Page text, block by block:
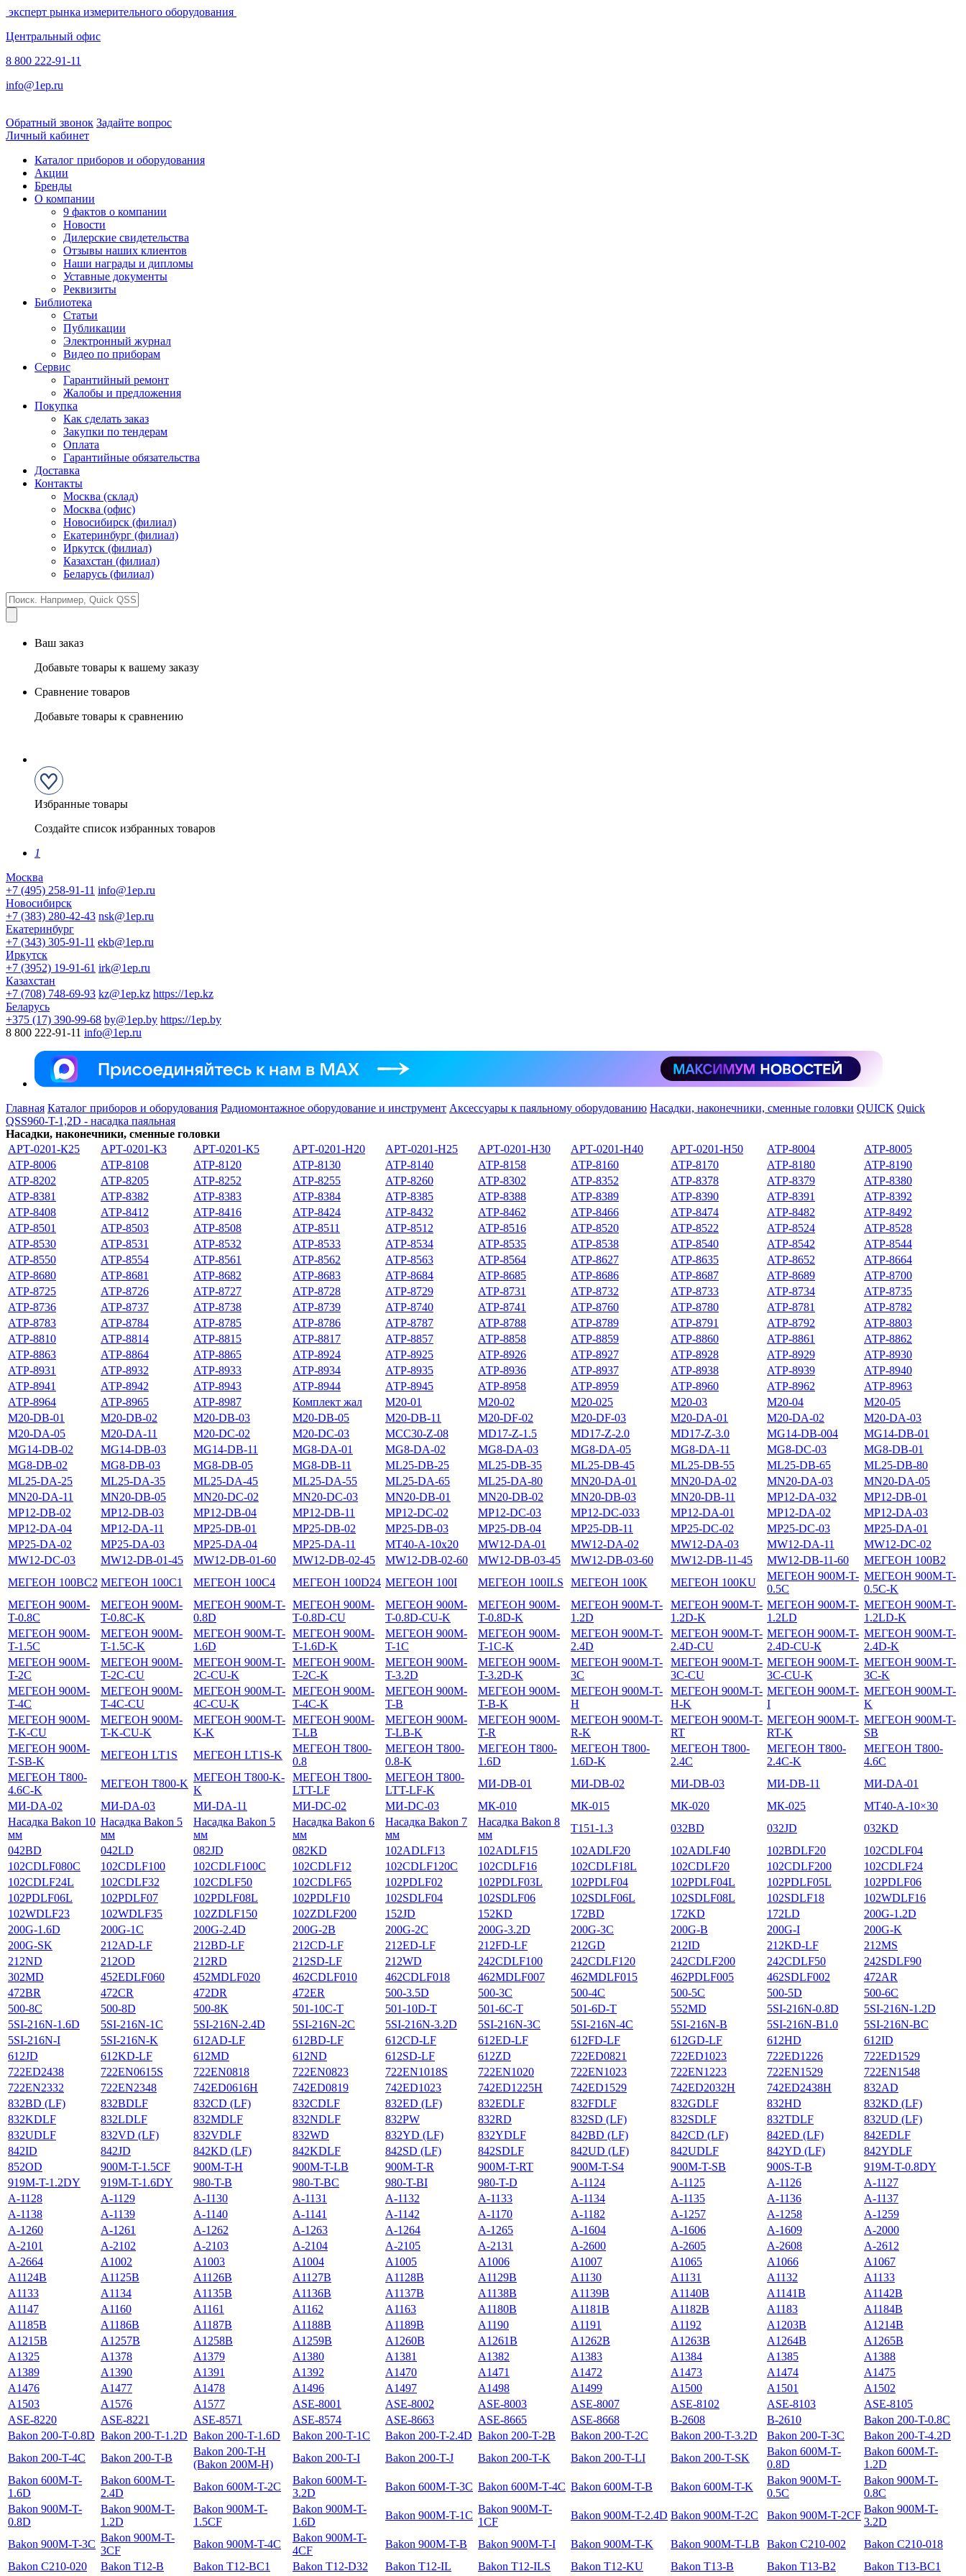
эксперт рынка измерительного оборудования
Центральный офис
8 800 222-91-11
info@1ep.ru
Обратный звонок Задайте вопрос
Личный кабинет
Каталог приборов и оборудования
Акции
Бренды
О компании
9 фактов о компании
Новости
Дилерские свидетельства
Отзывы наших клиентов
Наши награды и дипломы
Уставные документы
Реквизиты
Библиотека
Статьи
Публикации
Электронный журнал
Видео по приборам
Сервис
Гарантийный ремонт
Жалобы и предложения
Покупка
Как сделать заказ
Закупки по тендерам
Оплата
Гарантийные обязательства
Доставка
Контакты
Москва (склад)
Москва (офис)
Новосибирск (филиал)
Екатеринбург (филиал)
Иркутск (филиал)
Казахстан (филиал)
Беларусь (филиал)
Ваш заказ
Добавьте товары к вашему заказу
Сравнение товаров
Добавьте товары к сравнению
Избранные товары
Создайте список избранных товаров
1
Москва
+7 (495) 258-91-11 info@1ep.ru
Новосибирск
+7 (383) 280-42-43 nsk@1ep.ru
Екатеринбург
+7 (343) 305-91-11 ekb@1ep.ru
Иркутск
+7 (3952) 19-91-61 irk@1ep.ru
Казахстан
+7 (708) 748-69-93 kz@1ep.kz https://1ep.kz
Беларусь
+375 (17) 390-99-68 by@1ep.by https://1ep.by
8 800 222-91-11 info@1ep.ru
Главная Каталог приборов и оборудования Радиомонтажное оборудование и инструмент Аксессуары к паяльному оборудованию Насадки, наконечники, сменные головки QUICK Quick
QSS960-T-1,2D - насадка паяльная
Насадки, наконечники, сменные головки
АРТ-0201-К25
АРТ-0201-К3 АРТ-0201-К5 АРТ-0201-Н20 АРТ-0201-Н25 АРТ-0201-Н30 АРТ-0201-Н40 АРТ-0201-Н50 АТР-8004
АТР-8005
АТР-8006
АТР-8108 АТР-8120 АТР-8130 АТР-8140 АТР-8158 АТР-8160 АТР-8170 АТР-8180
АТР-8190
АТР-8202
АТР-8205 АТР-8252 АТР-8255 АТР-8260 АТР-8302 АТР-8352 АТР-8378 АТР-8379
АТР-8380
АТР-8381
АТР-8382 АТР-8383 АТР-8384 АТР-8385 АТР-8388 АТР-8389 АТР-8390 АТР-8391
АТР-8392
АТР-8408
АТР-8412 АТР-8416 АТР-8424 АТР-8432 АТР-8462 АТР-8466 АТР-8474 АТР-8482
АТР-8492
АТР-8501
АТР-8503 АТР-8508 АТР-8511 АТР-8512 АТР-8516 АТР-8520 АТР-8522 АТР-8524
АТР-8528
АТР-8530
АТР-8531 АТР-8532 АТР-8533 АТР-8534 АТР-8535 АТР-8538 АТР-8540 АТР-8542
АТР-8544
АТР-8550
АТР-8554 АТР-8561 АТР-8562 АТР-8563 АТР-8564 АТР-8627 АТР-8635 АТР-8652
АТР-8664
АТР-8680
АТР-8681 АТР-8682 АТР-8683 АТР-8684 АТР-8685 АТР-8686 АТР-8687 АТР-8689
АТР-8700
АТР-8725
АТР-8726 АТР-8727 АТР-8728 АТР-8729 АТР-8731 АТР-8732 АТР-8733 АТР-8734
АТР-8735
АТР-8736
АТР-8737 АТР-8738 АТР-8739 АТР-8740 АТР-8741 АТР-8760 АТР-8780 АТР-8781
АТР-8782
АТР-8783
АТР-8784 АТР-8785 АТР-8786 АТР-8787 АТР-8788 АТР-8789 АТР-8791 АТР-8792
АТР-8803
АТР-8810
АТР-8814 АТР-8815 АТР-8817 АТР-8857 АТР-8858 АТР-8859 АТР-8860 АТР-8861
АТР-8862
АТР-8863
АТР-8864 АТР-8865 АТР-8924 АТР-8925 АТР-8926 АТР-8927 АТР-8928 АТР-8929
АТР-8930
АТР-8931
АТР-8932 АТР-8933 АТР-8934 АТР-8935 АТР-8936 АТР-8937 АТР-8938 АТР-8939
АТР-8940
АТР-8941
АТР-8942 АТР-8943 АТР-8944 АТР-8945 АТР-8958 АТР-8959 АТР-8960 АТР-8962
АТР-8963
АТР-8964
АТР-8965 АТР-8987 Комплект жал М20-01 М20-02 М20-025 М20-03 М20-04
М20-05
М20-DB-01
М20-DB-02 М20-DB-03 М20-DB-05 М20-DB-11 М20-DF-02 М20-DF-03 М20-DА-01 М20-DА-02
М20-DА-03
М20-DА-05
М20-DА-11 М20-DС-02 М20-DС-03 МCC30-Z-08 МD17-Z-1.5 МD17-Z-2.0 МD17-Z-3.0 МG14-DB-004
МG14-DB-01
МG14-DB-02
МG14-DB-03 МG14-DB-11 МG8-DA-01 МG8-DA-02 МG8-DA-03 МG8-DA-05 МG8-DA-11 МG8-DC-03
МG8-DВ-01
МG8-DВ-02
МG8-DВ-03 МG8-DВ-05 МG8-DВ-11 МL25-DB-25 МL25-DB-35 МL25-DB-45 МL25-DB-55 МL25-DB-65
МL25-DB-80
МL25-DА-25
МL25-DА-35 МL25-DА-45 МL25-DА-55 МL25-DА-65 МL25-DА-80 МN20-DA-01 МN20-DA-02 МN20-DA-03
МN20-DA-05
МN20-DA-11
МN20-DB-05 МN20-DC-02 МN20-DC-03 МN20-DВ-01 МN20-DВ-02 МN20-DВ-03 МN20-DВ-11 МP12-DA-032
МP12-DB-01
МP12-DB-02
МP12-DB-03 МP12-DB-04 МP12-DB-11 МP12-DC-02 МP12-DC-03 МP12-DC-033 МP12-DА-01 МP12-DА-02
МP12-DА-03
МP12-DА-04
МP12-DА-11 МP25-DB-01 МP25-DB-02 МP25-DB-03 МP25-DB-04 МP25-DB-11 МP25-DC-02 МP25-DC-03
МP25-DА-01
МP25-DА-02
МP25-DА-03 МP25-DА-04 МP25-DА-11 МT40-A-10х20 МW12-DA-01 МW12-DA-02 МW12-DA-03 МW12-DA-11
МW12-DC-02
МW12-DC-03
МW12-DВ-01-45 МW12-DВ-01-60 МW12-DВ-02-45 МW12-DВ-02-60 МW12-DВ-03-45 МW12-DВ-03-60 МW12-DВ-11-45 МW12-DВ-11-60
МЕГЕОН 100B2
МЕГЕОН 100BC2 МЕГЕОН 100C1 МЕГЕОН 100C4 МЕГЕОН 100D24 МЕГЕОН 100I МЕГЕОН 100ILS МЕГЕОН 100K МЕГЕОН 100KU
МЕГЕОН 900M-T-
0.5C
МЕГЕОН 900M-T-
0.5C-K
МЕГЕОН 900M-
T-0.8C
МЕГЕОН 900M-
T-0.8C-K
МЕГЕОН 900M-T-
0.8D
МЕГЕОН 900M-
T-0.8D-CU
МЕГЕОН 900M-
T-0.8D-CU-K
МЕГЕОН 900M-
T-0.8D-K
МЕГЕОН 900M-T-
1.2D
МЕГЕОН 900M-T-
1.2D-K
МЕГЕОН 900M-T-
1.2LD
МЕГЕОН 900M-T-
1.2LD-K
МЕГЕОН 900M-
T-1.5C
МЕГЕОН 900M-
T-1.5C-K
МЕГЕОН 900M-T-
1.6D
МЕГЕОН 900M-
T-1.6D-K
МЕГЕОН 900M-
T-1C
МЕГЕОН 900M-
T-1C-K
МЕГЕОН 900M-T-
2.4D
МЕГЕОН 900M-T-
2.4D-CU
МЕГЕОН 900M-T-
2.4D-CU-К
МЕГЕОН 900M-T-
2.4D-K
МЕГЕОН 900M-
T-2C
МЕГЕОН 900M-
T-2C-CU
МЕГЕОН 900M-T-
2C-CU-K
МЕГЕОН 900M-
T-2C-K
МЕГЕОН 900M-
T-3.2D
МЕГЕОН 900M-
T-3.2D-K
МЕГЕОН 900M-T-
3C
МЕГЕОН 900M-T-
3C-CU
МЕГЕОН 900M-T-
3C-CU-K
МЕГЕОН 900M-T-
3C-K
МЕГЕОН 900M-
T-4C
МЕГЕОН 900M-
T-4C-CU
МЕГЕОН 900M-T-
4C-CU-K
МЕГЕОН 900M-
T-4C-K
МЕГЕОН 900M-
T-B
МЕГЕОН 900M-
T-B-K
МЕГЕОН 900M-T-
H
МЕГЕОН 900M-T-
H-K
МЕГЕОН 900M-T-
I
МЕГЕОН 900M-T-
K
МЕГЕОН 900M-
T-K-CU
МЕГЕОН 900M-
T-K-CU-K
МЕГЕОН 900M-T-
K-K
МЕГЕОН 900M-
T-LB
МЕГЕОН 900M-
T-LB-K
МЕГЕОН 900M-
T-R
МЕГЕОН 900M-T-
R-K
МЕГЕОН 900M-T-
RT
МЕГЕОН 900M-T-
RT-K
МЕГЕОН 900M-T-
SB
МЕГЕОН 900M-
T-SB-K
МЕГЕОН LT1S МЕГЕОН LT1S-K
МЕГЕОН T800-
0.8
МЕГЕОН T800-
0.8-K
МЕГЕОН T800-
1.6D
МЕГЕОН T800-
1.6D-K
МЕГЕОН T800-
2.4C
МЕГЕОН T800-
2.4C-K
МЕГЕОН T800-
4.6C
МЕГЕОН T800-
4.6C-K
МЕГЕОН T800-K
МЕГЕОН T800-K-
K
МЕГЕОН T800-
LTT-LF
МЕГЕОН T800-
LTT-LF-K
МИ-DB-01 МИ-DB-02 МИ-DB-03 МИ-DB-11
МИ-DА-01
МИ-DА-02
МИ-DА-03 МИ-DА-11 МИ-DС-02 МИ-DС-03 МК-010 МК-015 МК-020 МК-025
МТ40-А-10×30
Насадка Bakon 10
мм
Насадка Bakon 5
мм
Насадка Bakon 5
мм
Насадка Bakon 6
мм
Насадка Bakon 7
мм
Насадка Bakon 8
мм
Т151-1.3 032BD 032JD
032KD
042BD
042LD 082JD 082KD 102ADLF13 102ADLF15 102ADLF20 102ADLF40 102BDLF20
102CDLF04
102CDLF080C
102CDLF100 102CDLF100C 102CDLF12 102CDLF120C 102CDLF16 102CDLF18L 102CDLF20 102CDLF200
102CDLF24
102CDLF24L
102CDLF32 102CDLF50 102CDLF65 102PDLF02 102PDLF03L 102PDLF04 102PDLF04L 102PDLF05L
102PDLF06
102PDLF06L
102PDLF07 102PDLF08L 102PDLF10 102SDLF04 102SDLF06 102SDLF06L 102SDLF08L 102SDLF18
102WDLF16
102WDLF23
102WDLF35 102ZDLF150 102ZDLF200 152JD 152KD 172BD 172KD 172LD
200G-1.2D
200G-1.6D
200G-1C 200G-2.4D 200G-2B 200G-2C 200G-3.2D 200G-3C 200G-B 200G-I
200G-K
200G-SK
212AD-LF 212BD-LF 212CD-LF 212ED-LF 212FD-LF 212GD 212ID 212KD-LF
212MS
212ND
212OD 212RD 212SD-LF 212WD 242CDLF100 242CDLF120 242CDLF200 242CDLF50
242SDLF90
302MD
452EDLF060 452MDLF020 462CDLF010 462CDLF018 462MDLF007 462MDLF015 462PDLF005 462SDLF002
472AR
472BR
472CR 472DR 472ER 500-3.5D 500-3C 500-4C 500-5C 500-5D
500-6C
500-8C
500-8D 500-8K 501-10C-Т 501-10D-Т 501-6C-Т 501-6D-Т 552MD 5SI-216N-0.8D
5SI-216N-1.2D
5SI-216N-1.6D
5SI-216N-1C 5SI-216N-2.4D 5SI-216N-2C 5SI-216N-3.2D 5SI-216N-3C 5SI-216N-4C 5SI-216N-B 5SI-216N-B1.0
5SI-216N-BC
5SI-216N-I
5SI-216N-K 612AD-LF 612BD-LF 612CD-LF 612ED-LF 612FD-LF 612GD-LF 612HD
612ID
612JD
612KD-LF 612MD 612ND 612SD-LF 612ZD 722ED0821 722ED1023 722ED1226
722ED1529
722ED2438
722EN0615S 722EN0818 722EN0823 722EN1018S 722EN1020 722EN1023 722EN1223 722EN1529
722EN1548
722EN2332
722EN2348 742ED0616H 742ED0819 742ED1023 742ED1225H 742ED1529 742ED2032H 742ED2438H
832AD
832BD (LF)
832BDLF 832CD (LF) 832CDLF 832ED (LF) 832EDLF 832FDLF 832GDLF 832HD
832KD (LF)
832KDLF
832LDLF 832MDLF 832NDLF 832PW 832RD 832SD (LF) 832SDLF 832TDLF
832UD (LF)
832UDLF
832VD (LF) 832VDLF 832WD 832YD (LF) 832YDLF 842BD (LF) 842CD (LF) 842ED (LF)
842EDLF
842ID
842JD 842KD (LF) 842KDLF 842SD (LF) 842SDLF 842UD (LF) 842UDLF 842YD (LF)
842YDLF
852OD
900M-T-1.5CF 900M-T-H 900M-T-LB 900M-T-R 900M-T-RT 900M-T-S4 900M-T-SB 900S-T-B
919M-T-0.8DY
919M-T-1.2DY
919M-T-1.6DY 980-T-B 980-T-BC 980-T-BI 980-T-D A-1124 A-1125 A-1126
A-1127
A-1128
A-1129 A-1130 A-1131 A-1132 A-1133 A-1134 A-1135 A-1136
A-1137
A-1138
A-1139 A-1140 A-1141 A-1142 A-1170 A-1182 A-1257 A-1258
A-1259
A-1260
A-1261 A-1262 A-1263 A-1264 A-1265 A-1604 A-1606 A-1609
A-2000
A-2101
A-2102 A-2103 A-2104 A-2105 A-2131 A-2600 A-2605 A-2608
A-2612
A-2664
A1002 A1003 A1004 A1005 A1006 A1007 A1065 A1066
A1067
A1124В
A1125B A1126B A1127B A1128B A1129B A1130 A1131 A1132
A1133
A1133
A1134 A1135B A1136B A1137B A1138B A1139B A1140B A1141B
A1142B
A1147
A1160 A1161 A1162 A1163 A1180В A1181B A1182B A1183
A1184B
A1185B
A1186B A1187В A1188B A1189B A1190 A1191 A1192 A1203B
A1214B
A1215B
A1257B A1258B A1259B A1260B A1261B A1262B A1263B A1264B
A1265B
A1325
A1378 A1379 A1380 A1381 A1382 A1383 A1384 A1385
A1388
A1389
A1390 A1391 A1392 A1470 A1471 A1472 A1473 A1474
A1475
A1476
A1477 A1478 A1496 A1497 A1498 A1499 A1500 A1501
A1502
A1503
A1576 A1577 ASE-8001 ASE-8002 ASE-8003 ASE-8007 ASE-8102 ASE-8103
ASE-8105
ASE-8220
ASE-8221 ASE-8571 ASE-8574 ASE-8663 ASE-8665 ASE-8668 B-2608 B-2610
Bakon 200-T-0.8C
Bakon 200-T-0.8D Bakon 200-T-1.2D Bakon 200-T-1.6D Bakon 200-T-1C Bakon 200-T-2.4D Bakon 200-T-2B Bakon 200-T-2C Bakon 200-T-3.2D Bakon 200-T-3C
Bakon 200-T-4.2D
Bakon 200-T-4C
Bakon 200-T-B
Bakon 200-T-H
(Bakon 200M-H)
Bakon 200-T-I Bakon 200-T-J Bakon 200-T-K Bakon 200-T-LI Bakon 200-T-SK
Bakon 600M-T-
0.8D
Bakon 600M-T-
1.2D
Bakon 600M-T-
1.6D
Bakon 600M-T-
2.4D
Bakon 600M-T-2C
Bakon 600M-T-
3.2D
Bakon 600M-T-3C Bakon 600M-T-4C Bakon 600M-T-B Bakon 600M-T-K
Bakon 900M-T-
0.5C
Bakon 900M-T-
0.8C
Bakon 900M-T-
0.8D
Bakon 900M-T-
1.2D
Bakon 900M-T-
1.5CF
Bakon 900M-T-
1.6D
Bakon 900M-T-1C
Bakon 900M-T-
1CF
Bakon 900M-T-2.4D Bakon 900M-T-2C Bakon 900M-T-2CF
Bakon 900M-T-
3.2D
Bakon 900M-T-3C
Bakon 900M-T-
3CF
Bakon 900M-T-4C
Bakon 900M-T-
4CF
Bakon 900M-T-B Bakon 900M-T-I Bakon 900M-T-K Bakon 900M-T-LB Bakon C210-002
Bakon C210-018
Bakon C210-020
Bakon T12-B Bakon T12-BC1 Bakon T12-D32 Bakon T12-IL Bakon T12-ILS Bakon T12-KU Bakon T13-B Bakon T13-B2 Bakon T13-BC1